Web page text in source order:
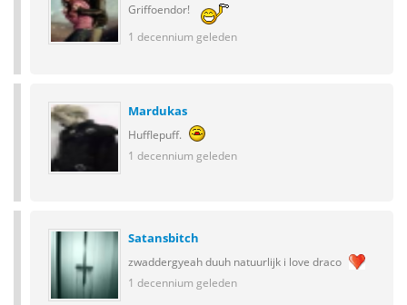
Griffoendor!
1 decennium geleden
Mardukas
Hufflepuff.
1 decennium geleden
Satansbitch
zwaddergyeah duuh natuurlijk i love draco
1 decennium geleden